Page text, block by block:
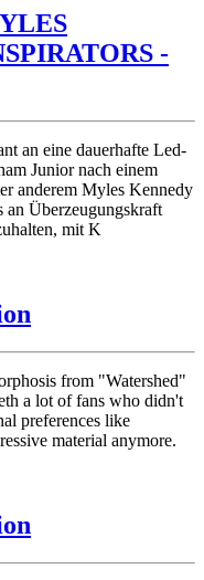
-
an eine dauerhafte Led-
Junior nach einem
anderem Myles Kennedy
an Überzeugungskraft
mit K
from "Watershed"
a lot of fans who didn't
preferences like
material anymore.